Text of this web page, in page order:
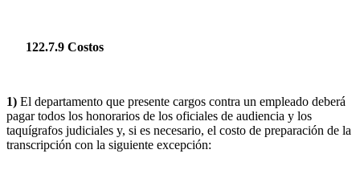
122.7.9 Costos
1) El departamento que presente cargos contra un empleado deberá
pagar todos los honorarios de los oficiales de audiencia y los
taquígrafos judiciales y, si es necesario, el costo de preparación de la
transcripción con la siguiente excepción: